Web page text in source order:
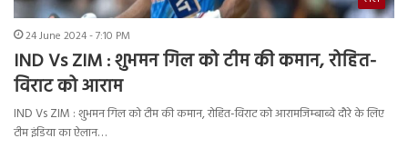
24 June 2024 - 7:10 PM
IND Vs ZIM : शुभमन गिल को टीम की कमान, रोहित-
विराट को आराम
IND Vs ZIM : शुभमन गिल को टीम की कमान, रोहित-विराट को आरामजिम्बाब्वे दौरे के लिए
टीम इंडिया का ऐलान…